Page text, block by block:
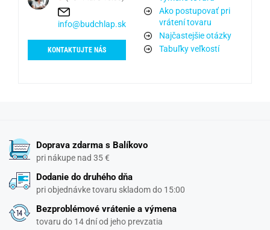
info@budchlap.sk
KONTAKTUJTE NÁS
Ako postupovať pri
vrátení tovaru
Najčastejšie otázky
Tabuľky veľkostí
Doprava zdarma s Balíkovo
pri nákupe nad 35 €
Dodanie do druhého dňa
pri objednávke tovaru skladom do 15:00
Bezproblémové vrátenie a výmena
tovaru do 14 dní od jeho prevzatia